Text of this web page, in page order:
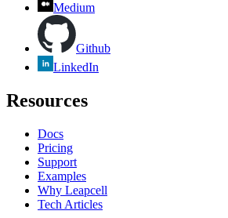
Medium
Github
LinkedIn
Resources
Docs
Pricing
Support
Examples
Why Leapcell
Tech Articles